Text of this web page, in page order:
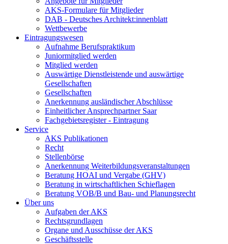
AKS-Formulare für Mitglieder
DAB - Deutsches Architekt:innenblatt
Wettbewerbe
Eintragungswesen
Aufnahme Berufspraktikum
Juniormitglied werden
Mitglied werden
Auswärtige Dienstleistende und auswärtige
Gesellschaften
Gesellschaften
Anerkennung ausländischer Abschlüsse
Einheitlicher Ansprechpartner Saar
Fachgebietsregister - Eintragung
Service
AKS Publikationen
Recht
Stellenbörse
Anerkennung Weiterbildungsveranstaltungen
Beratung HOAI und Vergabe (GHV)
Beratung in wirtschaftlichen Schieflagen
Beratung VOB/B und Bau- und Planungsrecht
Über uns
Aufgaben der AKS
Rechtsgrundlagen
Organe und Ausschüsse der AKS
Geschäftsstelle